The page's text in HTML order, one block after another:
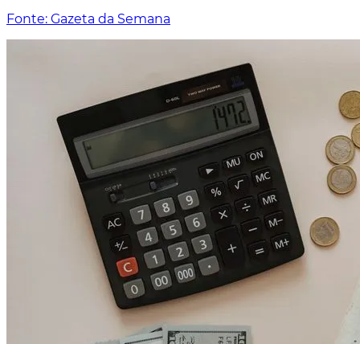
Fonte: Gazeta da Semana